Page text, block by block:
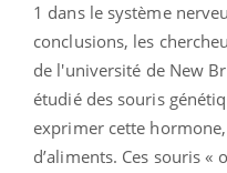
1 dans le système
conclusions, les
de l'université de New
étudié des souris
exprimer cette
d’aliments. Ces souris